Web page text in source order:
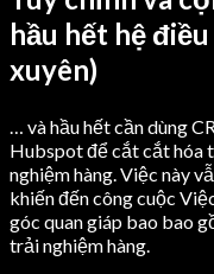
hầu hết hệ
xuyên)
… và hầu hết cần dùng
Hubspot để cắt cắt hóa
nghiệm hàng. Việc này
khiến đến công cuộc
góc quan giáp bao bao
trải nghiệm hàng.